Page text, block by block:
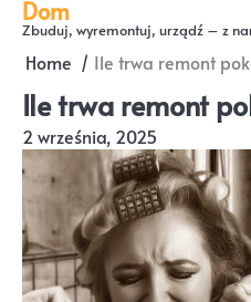
Skip
content
Dom
Zbuduj, wyremontuj, urządź – z
Home Ile trwa remont
Ile trwa remont
2 września, 2025